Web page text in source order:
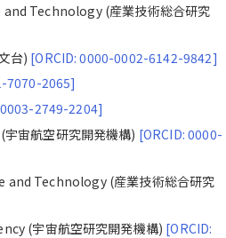
Technology (産業技術総合研究
台) [ORCID: 0000-0002-6142-9842]
7070-2065]
2749-2204]
宙航空研究開発機構) [ORCID: 0000-
and Technology (産業技術総合研究
(宇宙航空研究開発機構) [ORCID: